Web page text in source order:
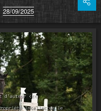
28/09/2025